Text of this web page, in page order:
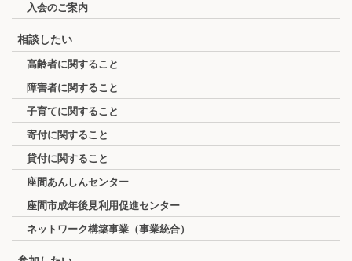
入会のご案内
相談したい
高齢者に関すること
障害者に関すること
子育てに関すること
寄付に関すること
貸付に関すること
座間あんしんセンター
座間市成年後見利用促進センター
ネットワーク構築事業（事業統合）